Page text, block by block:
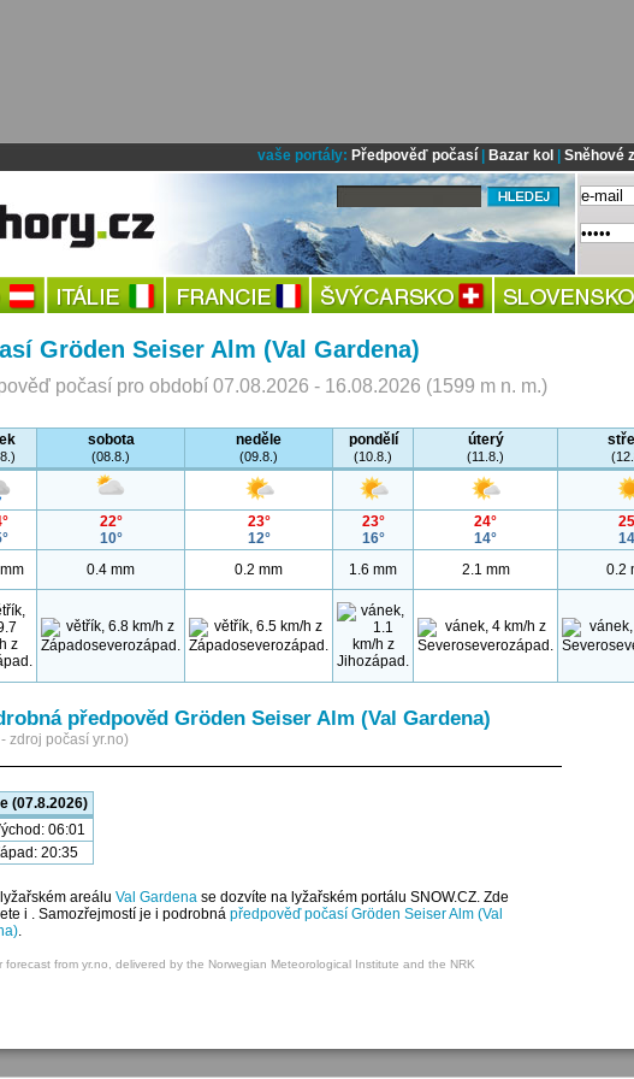
vaše portály: Předpověď počasí| Bazar kol Sněhové
Gröden Seiser Alm (Val Gardena)
počasí pro období 07.08.2026 - 16.08.2026 (1599 m n. m.)
sobota
(08.8.)
neděle
(09.8.)
pondělí
(10.8.)
úterý
(11.8.)
22°
10°
23°
12°
23°
16°
24°
14°
0.4 mm 0.2 mm 1.6 mm 2.1 mm 0.2
předpověd Gröden Seiser Alm (Val Gardena)
zdroj počasí yr.no)
(07.8.2026)
06:01
20:35
areálu Val Gardena se dozvíte na lyžařském portálu SNOW.CZ. Zde
i . Samozřejmostí je i podrobná předpověď počasí Gröden Seiser Alm (Val
.
forecast from yr.no, delivered by the Norwegian Meteorological Institute and the NRK